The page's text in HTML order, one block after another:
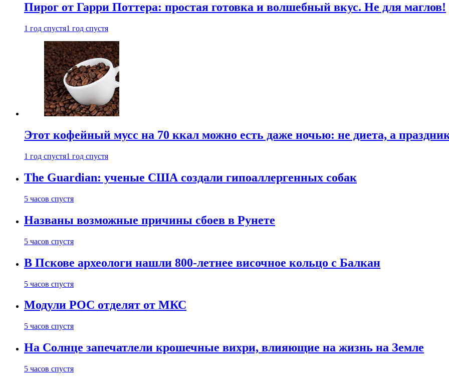
Пирог от Гарри Поттера: простая готовка и волшебный вкус. Не для маглов!
1 год спустя1 год спустя
Этот кофейный мусс на 70 ккал можно есть даже ночью: не диета, а
1 год спустя1 год спустя
The Guardian: ученые США создали гипоаллергенных собак
5 часов спустя
Названы возможные причины сбоев в Рунете
5 часов спустя
В Пскове археологи нашли 800-летнее височное кольцо с Балкан
5 часов спустя
Модули РОС отделят от МКС
5 часов спустя
На Солнце запечатлели крошечные вихри, влияющие на жизнь на Земле
5 часов спустя